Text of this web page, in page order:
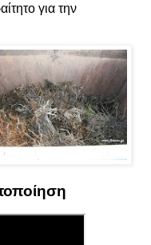
για την